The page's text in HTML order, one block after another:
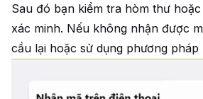
Sau đó bạn kiểm tra hòm thư
xác minh. Nếu không nhận được
cầu lại hoặc sử dụng phương